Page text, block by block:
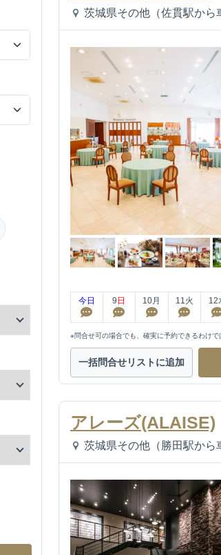
茨城県その他（佐貫駅から
今日 9 日 10月 11火 12
※問合せ可の場合でも、確実に予約できるわけで
一括問合せリストに追加
アレーズ(ALAISE)
茨城県その他（勝田駅から